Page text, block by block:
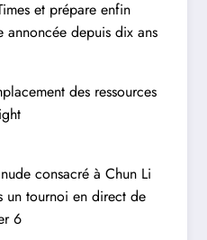
et prépare enfin
annoncée depuis dix ans
des ressources
consacré à Chun Li
un tournoi en direct de
6